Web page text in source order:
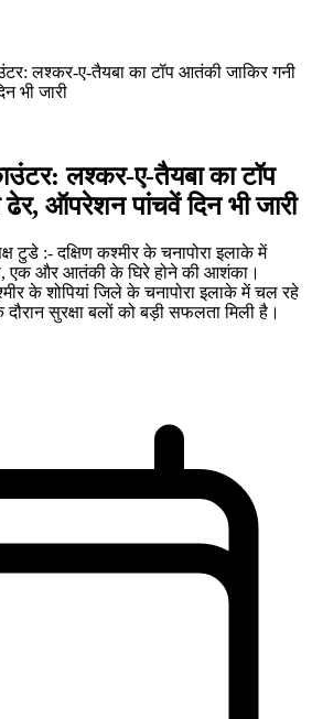
लश्कर-ए-तैयबा का टॉप आतंकी जाकिर गनी
भी जारी
लश्कर-ए-तैयबा का टॉप
ऑपरेशन पांचवें दिन भी जारी
टुडे :- दक्षिण कश्मीर के चनापोरा इलाके में
एक और आतंकी के घिरे होने की आशंका।
के शोपियां जिले के चनापोरा इलाके में चल रहे
सुरक्षा बलों को बड़ी सफलता मिली है।